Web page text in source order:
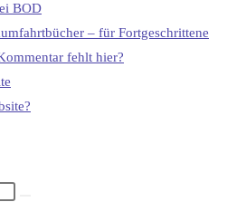
BOD
– für Fortgeschrittene
fehlt hier?